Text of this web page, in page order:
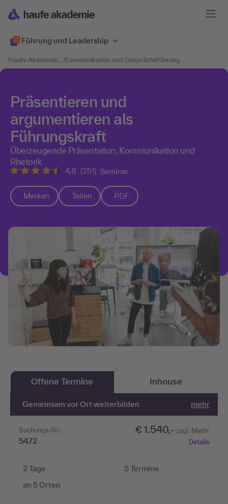
Führung und Leadership
Haufe Akademie....Kommunikation und Gesprächsführung
Präsentieren und
argumentieren als
Führungskraft
Überzeugende Präsentation, Kommunikation und
Rhetorik
4,6 (251) Seminar
Merken Teilen PDF
Offene Termine Inhouse
Gemeinsam vor Ort weiterbilden mehr
Buchungs-Nr.:
5472
€ 1.540,- zzgl. MwSt
Details
2 Tage
an 5 Orten
5 Termine